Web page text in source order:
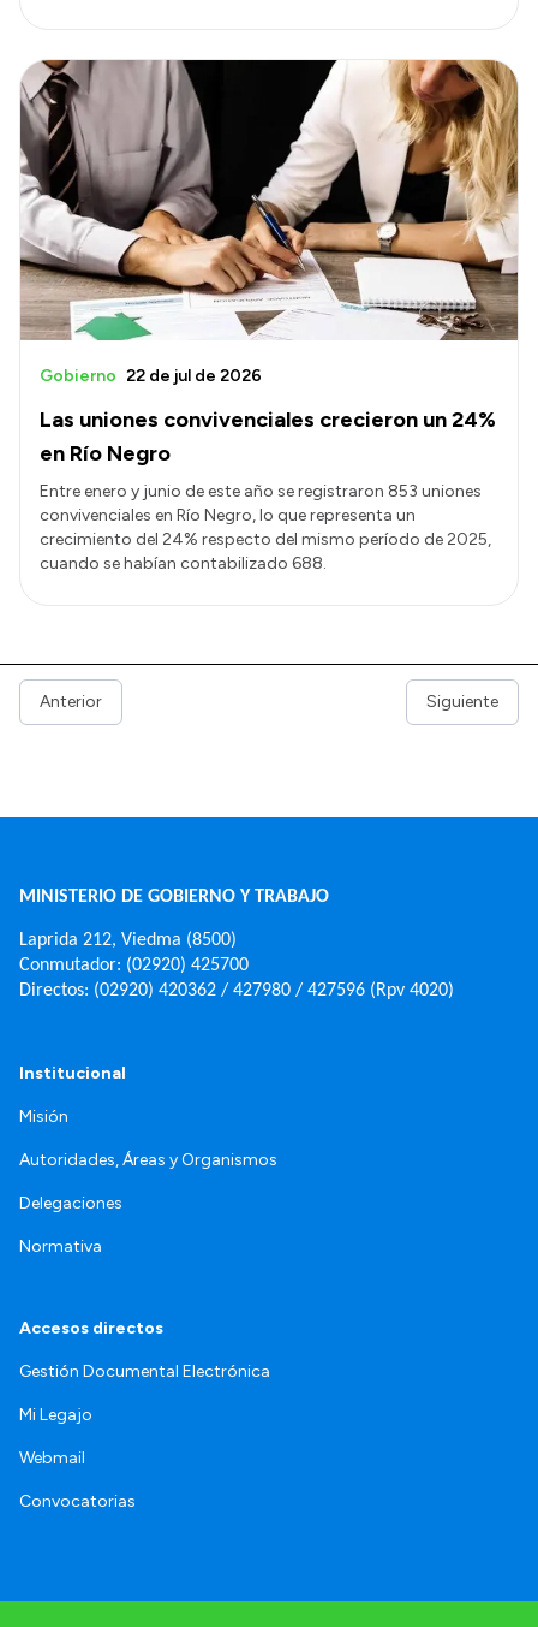
Las uniones convivenciales crecieron un 24%
en Río Negro
Gobierno 22 de jul de 2026
Entre enero y junio de este año se registraron 853 uniones
convivenciales en Río Negro, lo que representa un
crecimiento del 24% respecto del mismo período de 2025,
cuando se habían contabilizado 688.
Anterior Siguiente
MINISTERIO DE GOBIERNO Y TRABAJO
Laprida 212, Viedma (8500)
Conmutador: (02920) 425700
Directos: (02920) 420362 / 427980 / 427596 (Rpv 4020)
Institucional
Misión
Autoridades, Áreas y Organismos
Delegaciones
Normativa
Accesos directos
Gestión Documental Electrónica
Mi Legajo
Webmail
Convocatorias